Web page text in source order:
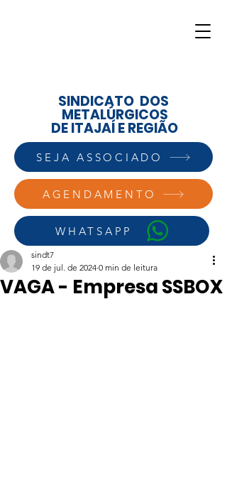
AGENDAMENTO
WHATSAPP
SINDICATO DOS
METALÚRGICOS
DE ITAJAÍ E REGIÃO
SEJA ASSOCIADO
VAGA - Empresa SSBOX
sindt7
19 de jul. de 2024 0 min de leitura